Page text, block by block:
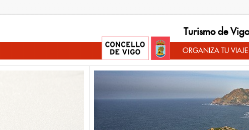
Turismo de Vigo
ORGANIZA TU VIAJE